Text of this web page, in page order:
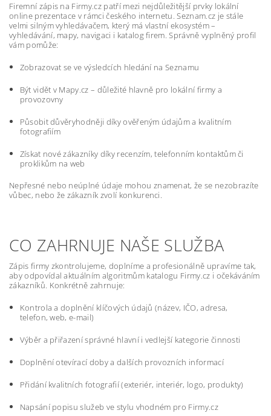
Firemní zápis na Firmy.cz patří mezi nejdůležitější prvky lokální
online prezentace v rámci českého internetu. Seznam.cz je stále
velmi silným vyhledávačem, který má vlastní ekosystém –
vyhledávání, mapy, navigaci i katalog firem. Správně vyplněný profil
vám pomůže:
Zobrazovat se ve výsledcích hledání na Seznamu
Být vidět v Mapy.cz – důležité hlavně pro lokální firmy a
provozovny
Působit důvěryhodněji díky ověřeným údajům a kvalitním
fotografiím
Získat nové zákazníky díky recenzím, telefonním kontaktům či
proklikům na web
Nepřesné nebo neúplné údaje mohou znamenat, že se nezobrazíte
vůbec, nebo že zákazník zvolí konkurenci.
CO ZAHRNUJE NAŠE SLUŽBA
Zápis firmy zkontrolujeme, doplníme a profesionálně upravíme tak,
aby odpovídal aktuálním algoritmům katalogu Firmy.cz i očekáváním
zákazníků. Konkrétně zahrnuje:
Kontrola a doplnění klíčových údajů (název, IČO, adresa,
telefon, web, e-mail)
Výběr a přiřazení správné hlavní i vedlejší kategorie činnosti
Doplnění otevírací doby a dalších provozních informací
Přidání kvalitních fotografií (exteriér, interiér, logo, produkty)
Napsání popisu služeb ve stylu vhodném pro Firmy.cz